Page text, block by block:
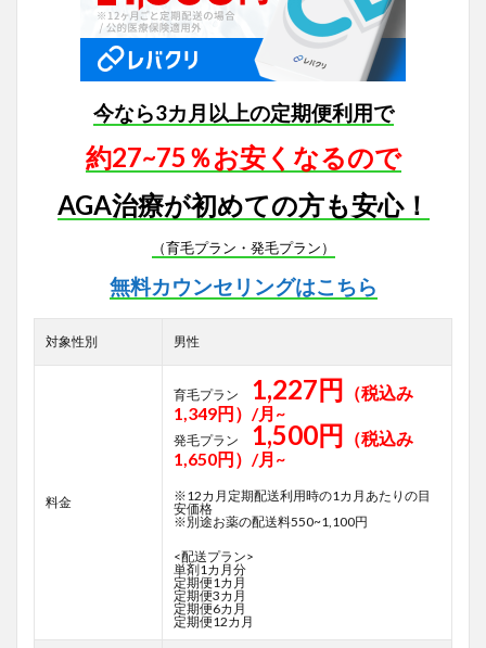
今なら3カ月以上の定期便利用で
約27~75％お安くなるので
AGA治療が初めての方も安心！
（育毛プラン・発毛プラン）
無料カウンセリングはこちら
対象性別 男性
料金
育毛プラン 1,227円 （税込み
1,349円）/月~
発毛プラン 1,500円 （税込み
1,650円）/月~
※12カ月定期配送利用時の1カ月あたりの目
安価格
※別途お薬の配送料550~1,100円
<配送プラン>
単剤1カ月分
定期便1カ月
定期便3カ月
定期便6カ月
定期便12カ月